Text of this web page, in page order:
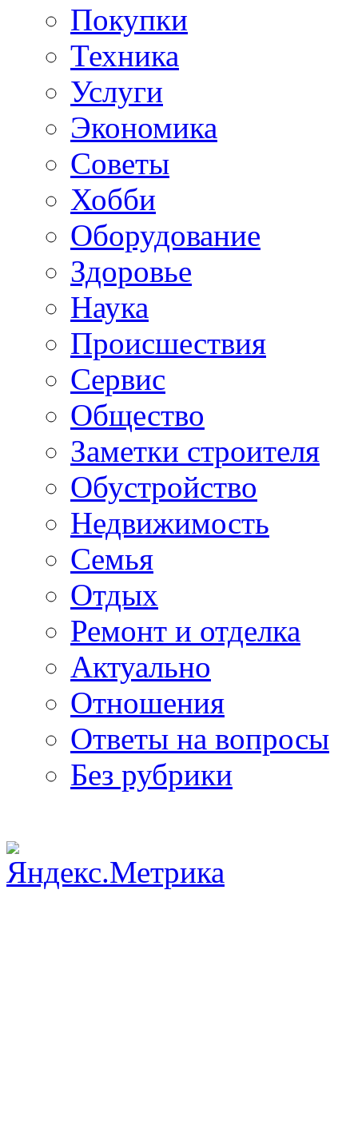
Покупки
Техника
Услуги
Экономика
Советы
Хобби
Oборудование
Здоровье
Наука
Происшествия
Сервис
Общество
Заметки строителя
Обустройство
Недвижимость
Семья
Отдых
Ремонт и отделка
Актуально
Отношения
Ответы на вопросы
Без рубрики